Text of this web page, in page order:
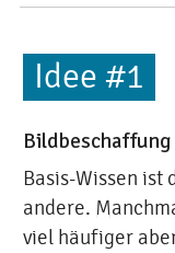
Basis-Wissen ist
andere.
viel häufiger
Idee #1